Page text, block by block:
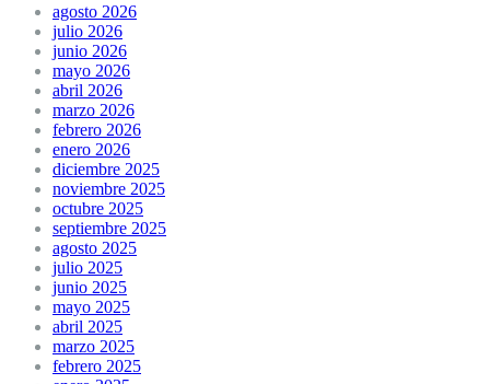
agosto 2026
julio 2026
junio 2026
mayo 2026
abril 2026
marzo 2026
febrero 2026
enero 2026
diciembre 2025
noviembre 2025
octubre 2025
septiembre 2025
agosto 2025
julio 2025
junio 2025
mayo 2025
abril 2025
marzo 2025
febrero 2025